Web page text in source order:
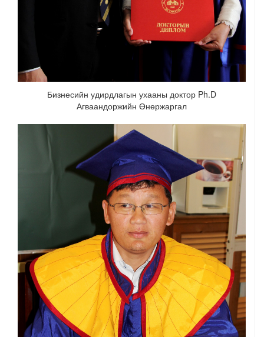
Бизнесийн удирдлагын ухааны доктор Ph.D
Агваандоржийн Өнөржаргал